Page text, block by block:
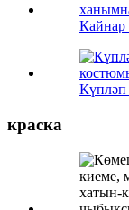
Кайнар
Күпләп
краска